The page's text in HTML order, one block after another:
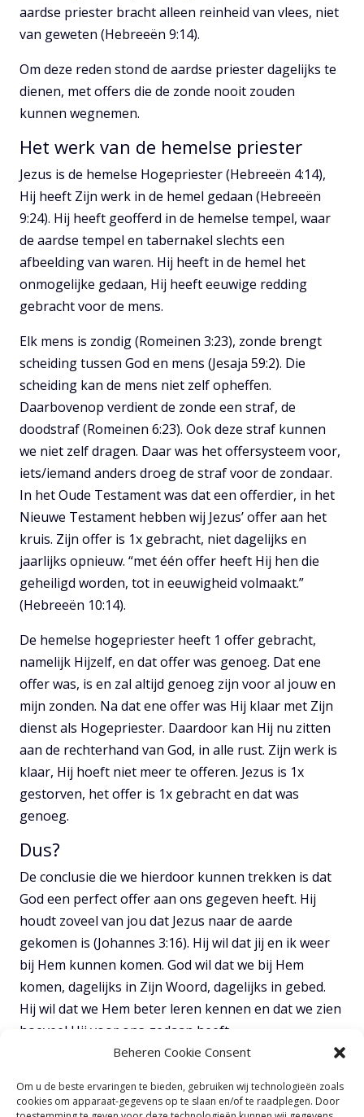
Beheren Cookie Consent
Om u de beste ervaringen te bieden, gebruiken wij technologieën zoals
cookies om apparaat-gegevens op te slaan en/of te raadplegen. Door
aardse priester bracht alleen reinheid van vlees, niet
van geweten (Hebreeën 9:14).
Om deze reden stond de aardse priester dagelijks te
dienen, met offers die de zonde nooit zouden
kunnen wegnemen.
Het werk van de hemelse priester
Jezus is de hemelse Hogepriester (Hebreeën 4:14),
Hij heeft Zijn werk in de hemel gedaan (Hebreeën
9:24). Hij heeft geofferd in de hemelse tempel, waar
de aardse tempel en tabernakel slechts een
afbeelding van waren. Hij heeft in de hemel het
onmogelijke gedaan, Hij heeft eeuwige redding
gebracht voor de mens.
Elk mens is zondig (Romeinen 3:23), zonde brengt
scheiding tussen God en mens (Jesaja 59:2). Die
scheiding kan de mens niet zelf opheffen.
Daarbovenop verdient de zonde een straf, de
doodstraf (Romeinen 6:23). Ook deze straf kunnen
we niet zelf dragen. Daar was het offersysteem voor,
iets/iemand anders droeg de straf voor de zondaar.
In het Oude Testament was dat een offerdier, in het
Nieuwe Testament hebben wij Jezus’ offer aan het
kruis. Zijn offer is 1x gebracht, niet dagelijks en
jaarlijks opnieuw. “met één offer heeft Hij hen die
geheiligd worden, tot in eeuwigheid volmaakt.”
(Hebreeën 10:14).
De hemelse hogepriester heeft 1 offer gebracht,
namelijk Hijzelf, en dat offer was genoeg. Dat ene
offer was, is en zal altijd genoeg zijn voor al jouw en
mijn zonden. Na dat ene offer was Hij klaar met Zijn
dienst als Hogepriester. Daardoor kan Hij nu zitten
aan de rechterhand van God, in alle rust. Zijn werk is
klaar, Hij hoeft niet meer te offeren. Jezus is 1x
gestorven, het offer is 1x gebracht en dat was
genoeg.
Dus?
De conclusie die we hierdoor kunnen trekken is dat
God een perfect offer aan ons gegeven heeft. Hij
houdt zoveel van jou dat Jezus naar de aarde
gekomen is (Johannes 3:16). Hij wil dat jij en ik weer
bij Hem kunnen komen. God wil dat we bij Hem
komen, dagelijks in Zijn Woord, dagelijks in gebed.
Hij wil dat we Hem beter leren kennen en dat we zien
hoeveel Hij voor ons gedaan heeft.
wat een liefde dat Jezus dit voor ons deed. Hij is zo
goed, zo genadig, zo liefdevol. Wat een fantastisch